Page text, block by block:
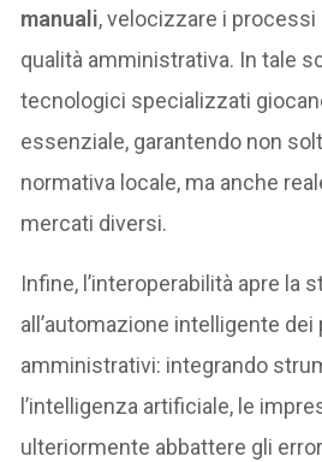
manuali, velocizzare i processi
qualità amministrativa. In tale
tecnologici specializzati
essenziale, garantendo non
normativa locale, ma anche
mercati diversi.
Infine, l’interoperabilità apre la
all’automazione intelligente
amministrativi: integrando
l’intelligenza artificiale, le
ulteriormente abbattere gli